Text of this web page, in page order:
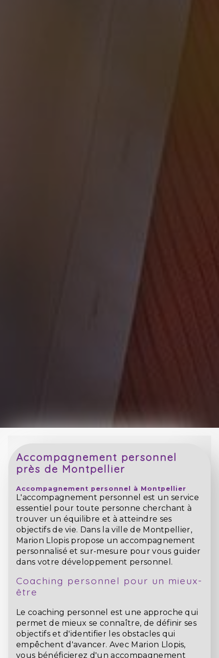
Accompagnement personnel
près de Montpellier
Accompagnement personnel à Montpellier
L'accompagnement personnel est un service
essentiel pour toute personne cherchant à
trouver un équilibre et à atteindre ses
objectifs de vie. Dans la ville de Montpellier,
Marion Llopis propose un accompagnement
personnalisé et sur-mesure pour vous guider
dans votre développement personnel.
Coaching personnel pour un mieux-
être
Le coaching personnel est une approche qui
permet de mieux se connaître, de définir ses
objectifs et d'identifier les obstacles qui
empêchent d'avancer. Avec Marion Llopis,
vous bénéficierez d'un accompagnement